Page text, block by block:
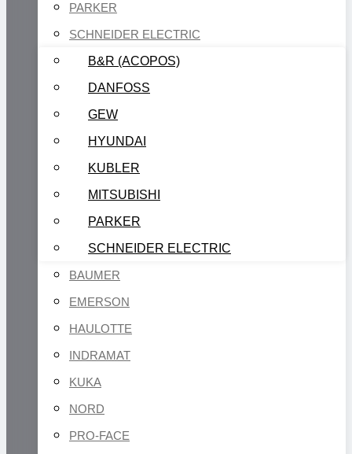
PARKER
SCHNEIDER ELECTRIC
B&R (ACOPOS)
DANFOSS
GEW
HYUNDAI
KUBLER
MITSUBISHI
PARKER
SCHNEIDER ELECTRIC
BAUMER
EMERSON
HAULOTTE
INDRAMAT
KUKA
NORD
PRO-FACE